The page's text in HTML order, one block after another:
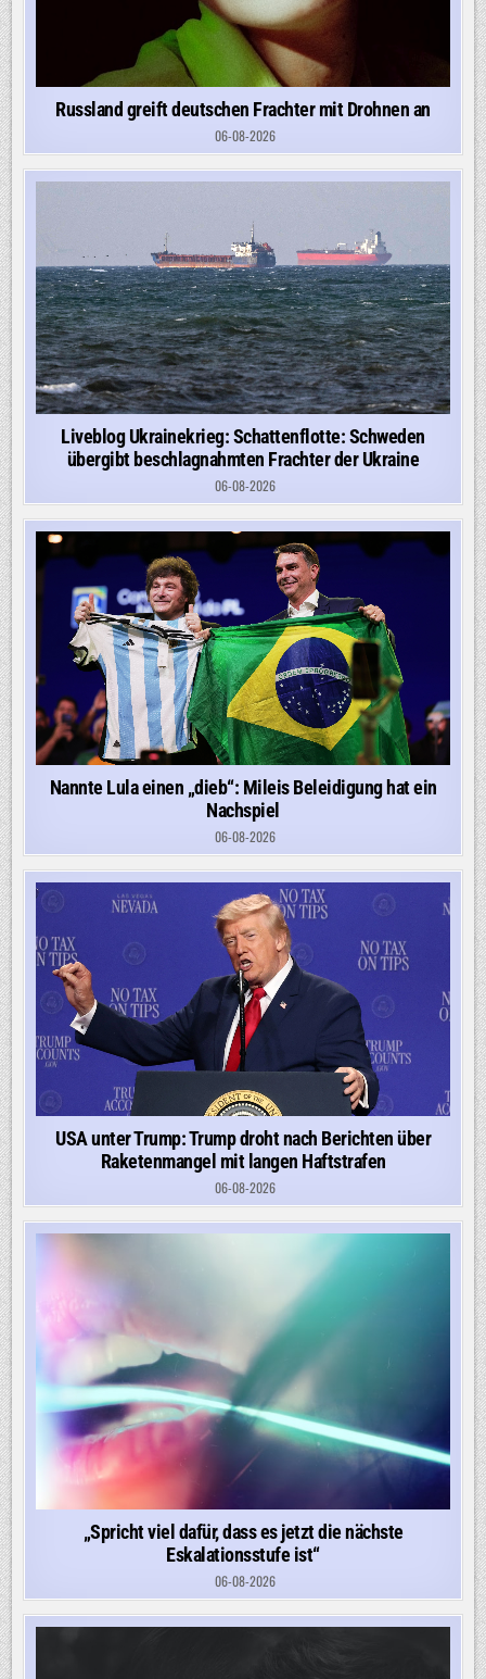
Russland greift deutschen Frachter mit Drohnen an
06-08-2026
Liveblog Ukrainekrieg: Schattenflotte: Schweden
übergibt beschlagnahmten Frachter der Ukraine
06-08-2026
Nannte Lula einen „dieb“: Mileis Beleidigung hat ein
Nachspiel
06-08-2026
USA unter Trump: Trump droht nach Berichten über
Raketenmangel mit langen Haftstrafen
06-08-2026
„Spricht viel dafür, dass es jetzt die nächste
Eskalationsstufe ist“
06-08-2026